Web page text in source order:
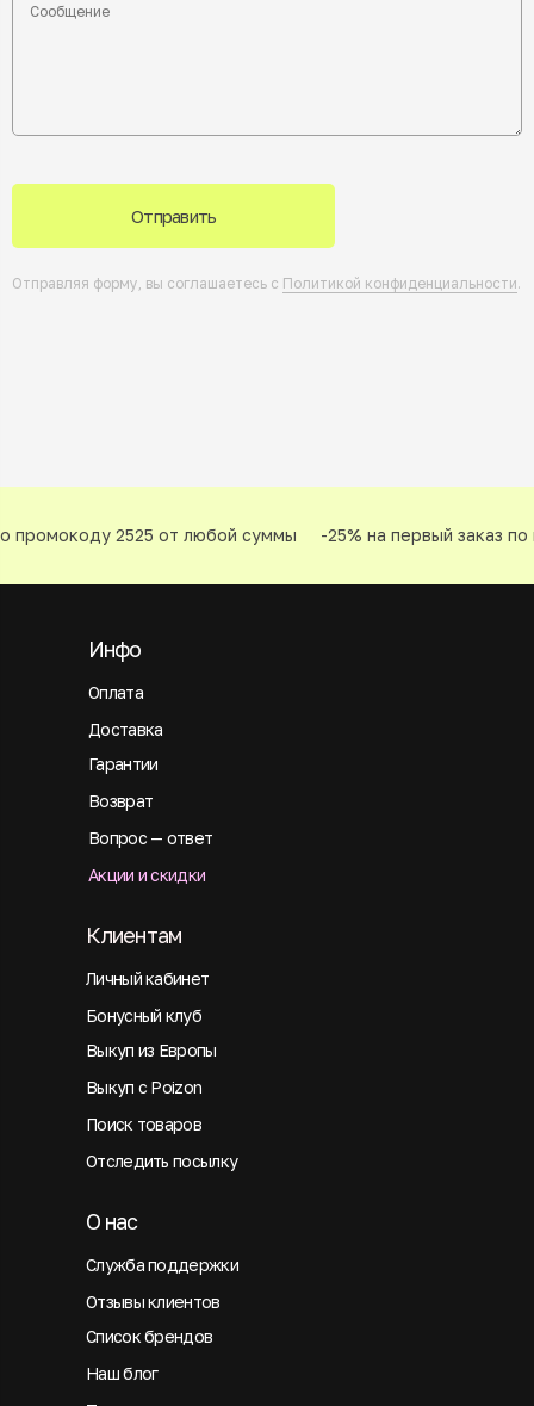
Отправить
Отправляя форму, вы соглашаетесь с Политикой конфиденциальности.
2525 от любой суммы -25% на первый заказ по
Оплата
Инфо
Доставка
Гарантии
Возврат
Вопрос — ответ
Акции и скидки
Личный кабинет
Клиентам
Бонусный клуб
Выкуп из Европы
Выкуп с Poizon
Поиск товаров
Отследить посылку
Служба поддержки
О нас
Отзывы клиентов
Список брендов
Наш блог